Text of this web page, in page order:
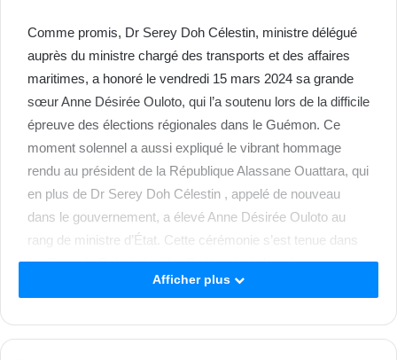
Comme promis, Dr Serey Doh Célestin, ministre délégué
auprès du ministre chargé des transports et des affaires
maritimes, a honoré le vendredi 15 mars 2024 sa grande
sœur Anne Désirée Ouloto, qui l’a soutenu lors de la difficile
épreuve des élections régionales dans le Guémon. Ce
moment solennel a aussi expliqué le vibrant hommage
rendu au président de la République Alassane Ouattara, qui
en plus de Dr Serey Doh Célestin , appelé de nouveau
dans le gouvernement, a élevé Anne Désirée Ouloto au
rang de ministre d’État. Cette cérémonie s’est tenue dans
le village de Dah de la tribu Guého situé dans la commune
de Bangolo dont est originaire Sérey Doh Célestin.
Afficher plus